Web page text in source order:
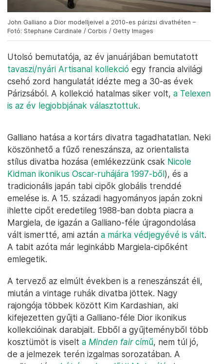
John Galliano a Dior modelljeivel a 2010-es párizsi divathéten –
Fotó: Stephane Cardinale / Corbis / Getty Images
Utolsó bemutatója, az év januárjában bemutatott
tavaszi/nyári Artisanal kollekció egy francia alvilági
csehó zord hangulatát idézte meg a 30-as évek
Párizsából. A kollekció hatalmas siker volt, a Telexen
is az év legjobbjának választottuk.
Galliano hatása a kortárs divatra tagadhatatlan. Neki
köszönhető a fűző reneszánsza, az orientalista
stílus divatba hozása (emlékezzünk csak Nicole
Kidman ikonikus Oscar-ruhájára 1997-ből), és a
tradicionális japán tabi cipők globális trenddé
emelése is. A 15. századi hagyományos japán zokni
ihlette cipőt eredetileg 1988-ban dobta piacra a
Margiela, de igazán a Galliano-féle újragondolása
vált ismertté, ami aztán a márka védjegyévé is vált.
A tabit azóta már leginkább Margiela-cipőként
emlegetik.
A tervező az elmúlt években is a reneszánszát éli,
miután a vintage ruhák divatba jöttek. Nagy
rajongója többek között Kim Kardashian, aki
kifejezetten gyűjti a Galliano-féle Dior ikonikus
kollekcióinak darabjait. Ebből a gyűjteményből több
kosztümöt is viselt a Minden faircímű, nem túl jó,
de a jelmezek terén izgalmas sorozatában. A